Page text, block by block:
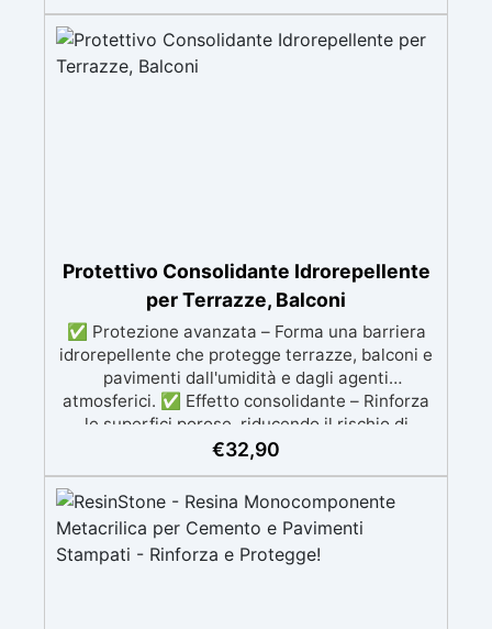
verticali, senza rischio di colature. ✅ Facile da
usare: Miscelazione semplice con rapporto
100:50 per risultati ottimali.
Protettivo Consolidante Idrorepellente
per Terrazze, Balconi
✅ Protezione avanzata – Forma una barriera
idrorepellente che protegge terrazze, balconi e
pavimenti dall'umidità e dagli agenti
atmosferici. ✅ Effetto consolidante – Rinforza
le superfici porose, riducendo il rischio di
deterioramento e aumentando la durata nel
per cotto, pietra, gres porcellanato, clinker,
cemento, porfido e altre superfici porose. ✅
Applicazione semplice – Penetra in profondità
senza alterare l'aspetto originale del materiale,
€32,90